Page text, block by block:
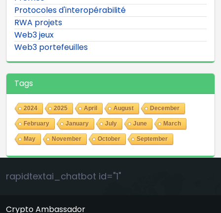
Protocoles d'interopérabilité
RWA projets
Web3 jeux
Web3 portefeuilles
Tags
2024 2025 April August December
February January July June March
May November October September
rapidtextai_chatbot id="1"
Crypto Ambassador